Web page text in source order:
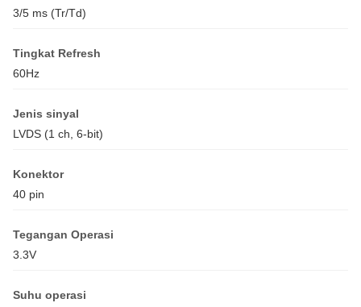
3/5 ms (Tr/Td)
Tingkat Refresh
60Hz
Jenis sinyal
LVDS (1 ch, 6-bit)
Konektor
40 pin
Tegangan Operasi
3.3V
Suhu operasi